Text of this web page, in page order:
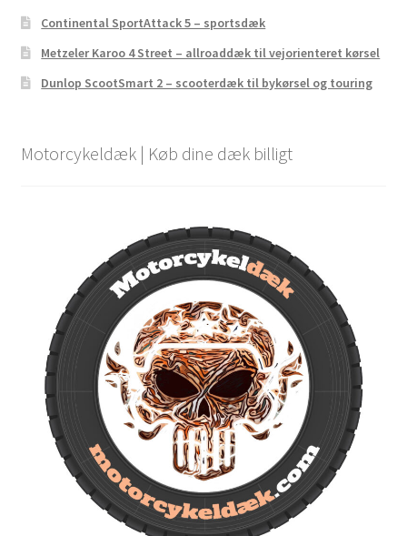
Continental SportAttack 5 – sportsdæk
Metzeler Karoo 4 Street – allroaddæk til vejorienteret kørsel
Dunlop ScootSmart 2 – scooterdæk til bykørsel og touring
Motorcykeldæk | Køb dine dæk billigt